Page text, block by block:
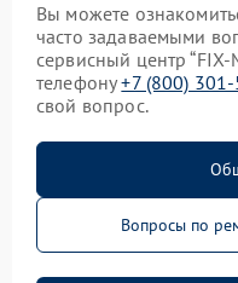
Вы можете
часто задаваемыми
сервисный центр
телефону+7 (800)
свой вопрос.
Вопросы по